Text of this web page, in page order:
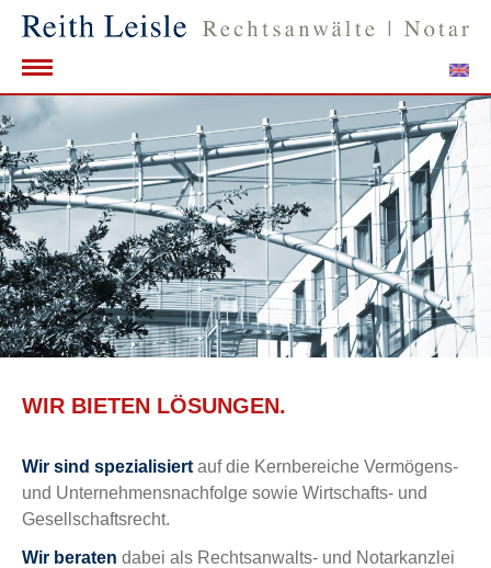
WIR BIETEN LÖSUNGEN.
Wir sind spezialisiert auf die Kernbereiche Vermögens-
und Unternehmensnachfolge sowie Wirtschafts- und
Gesellschaftsrecht.
Wir beraten dabei als Rechtsanwalts- und Notarkanzlei